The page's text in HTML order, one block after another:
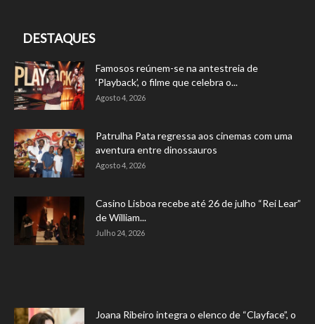
DESTAQUES
Famosos reúnem-se na antestreia de
‘Playback’, o filme que celebra o...
Agosto 4, 2026
Patrulha Pata regressa aos cinemas com uma
aventura entre dinossauros
Agosto 4, 2026
Casino Lisboa recebe até 26 de julho “Rei Lear”
de William...
Julho 24, 2026
Joana Ribeiro integra o elenco de “Clayface”, o